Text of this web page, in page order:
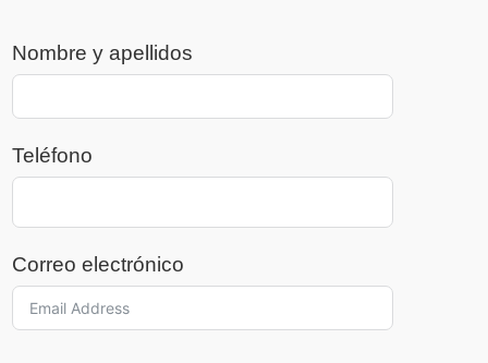
Nombre y apellidos
Teléfono
Correo electrónico